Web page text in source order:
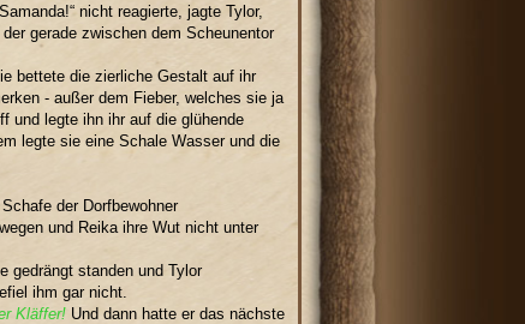
nicht reagierte, jagte Tylor,
gerade zwischen dem Scheunentor
bettete die zierliche Gestalt auf ihr
- außer dem Fieber, welches sie ja
und legte ihn ihr auf die glühende
legte sie eine Schale Wasser und die
der Dorfbewohner
und Reika ihre Wut nicht unter
gedrängt standen und Tylor
ihm gar nicht.
Kläffer!Und dann hatte er das nächste